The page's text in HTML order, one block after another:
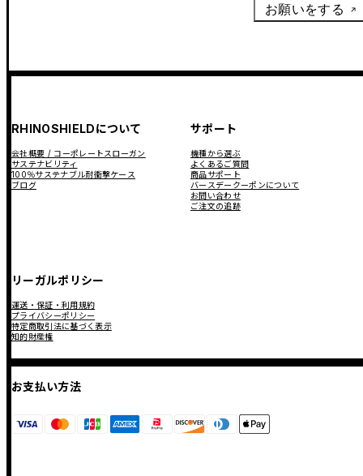
お願いをする
RHINOSHIELDについて
会社概要 / コーポレートスローガン
サステナビリティ
100％サステナブル耐衝撃ケース
ブログ
サポート
機種から選ぶ
よくあるご質問
商品サポート
バースデークーポンについて
お問い合わせ
ご注文の追跡
リーガルポリシー
運送・保証・利用規約
プライバシーポリシー
特定商取引法に基づく表示
知的財産権
お支払い方法